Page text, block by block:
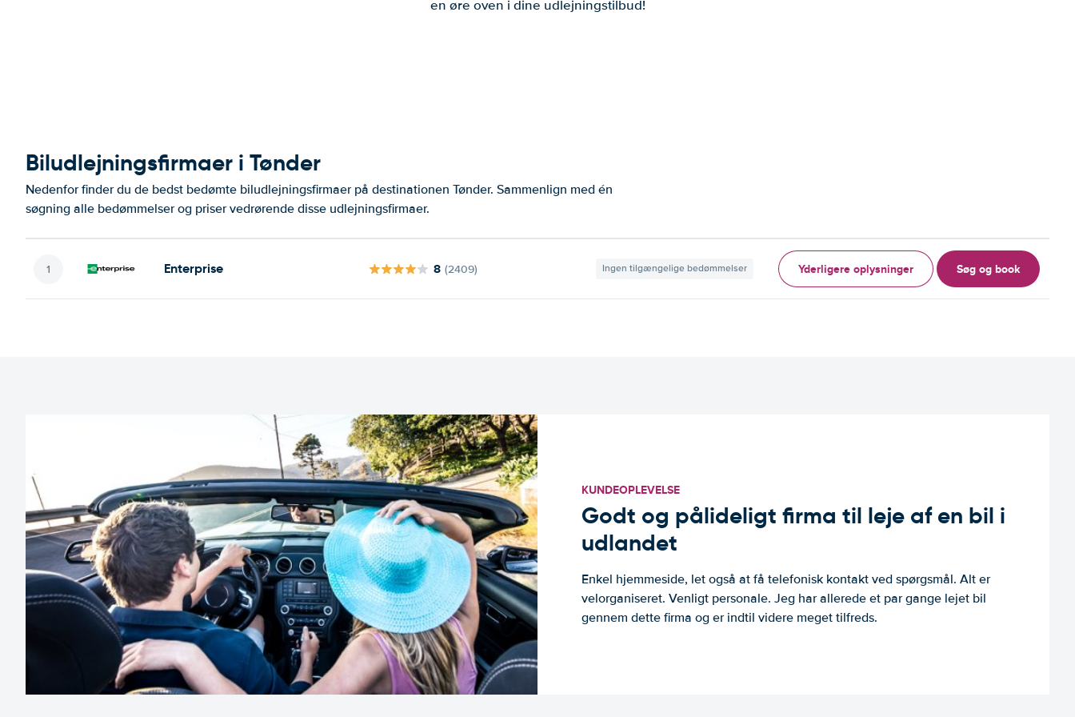
en øre oven i dine udlejningstilbud!
Biludlejningsfirmaer i Tønder
Nedenfor finder du de bedst bedømte biludlejningsfirmaer på destinationen Tønder. Sammenlign med én
søgning alle bedømmelser og priser vedrørende disse udlejningsfirmaer.
Enterprise 8 (2409) Ingen tilgængelige bedømmelser Yderligere oplysninger Søg og book
KUNDEOPLEVELSE
Godt og pålideligt firma til leje af en bil i
udlandet
Enkel hjemmeside, let også at få telefonisk kontakt ved spørgsmål. Alt er
velorganiseret. Venligt personale. Jeg har allerede et par gange lejet bil
gennem dette firma og er indtil videre meget tilfreds.